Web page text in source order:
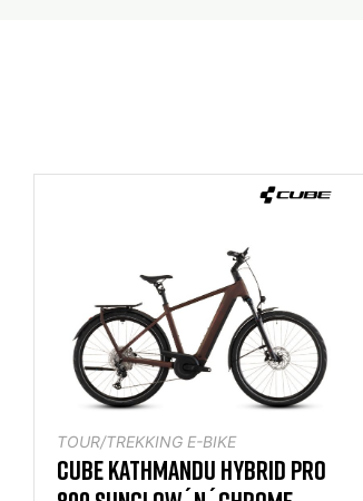
TOUR/TREKKING E-BIKE
CUBE KATHMANDU HYBRID PRO